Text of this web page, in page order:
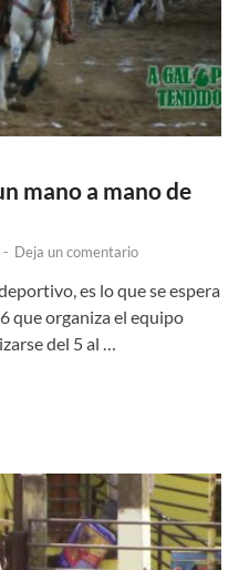
mano a mano de
- Deja un comentario
es lo que se espera
que organiza el equipo
del 5 al …